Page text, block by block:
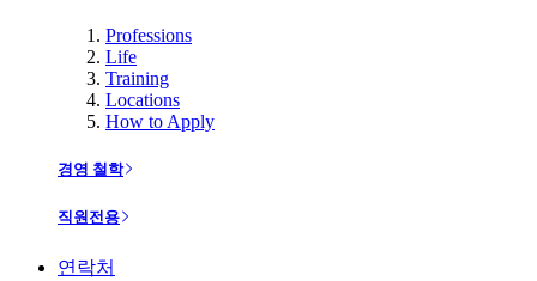
Professions
Life
Training
Locations
How to Apply
경영 철학
직원전용
연락처